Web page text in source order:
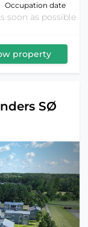
Occupation date
soon as possible
property
SØ